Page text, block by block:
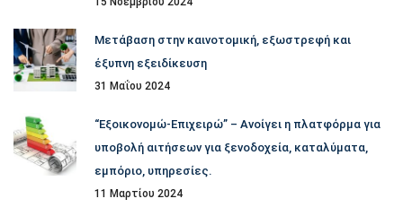
Μετάβαση στην καινοτομική, εξωστρεφή και
έξυπνη εξειδίκευση
31 Μαΐου 2024
“Εξοικονομώ-Επιχειρώ” – Ανοίγει η πλατφόρμα για
υποβολή αιτήσεων για ξενοδοχεία, καταλύματα,
εμπόριο, υπηρεσίες.
11 Μαρτίου 2024